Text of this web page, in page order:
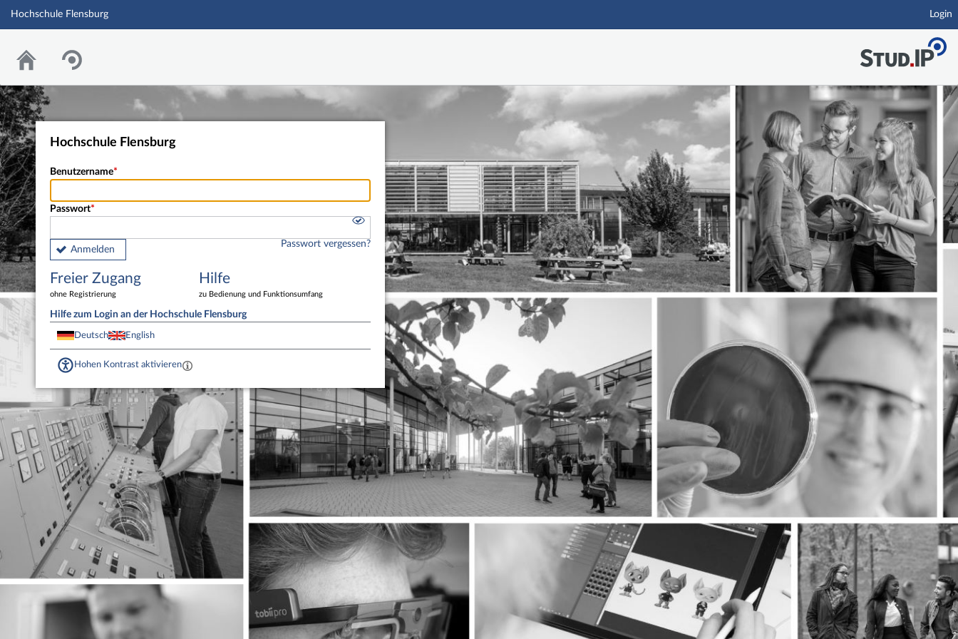
Hauptnavigation
Hochschule Flensburg Login
Hochschule Flensburg
Benutzername
Passwort
Anmelden
Passwort vergessen?
Freier Zugang
ohne Registrierung
Hilfe
zu Bedienung und Funktionsumfang
Hilfe zum Login an der Hochschule Flensburg
Deutsch English
Hohen Kontrast aktivieren